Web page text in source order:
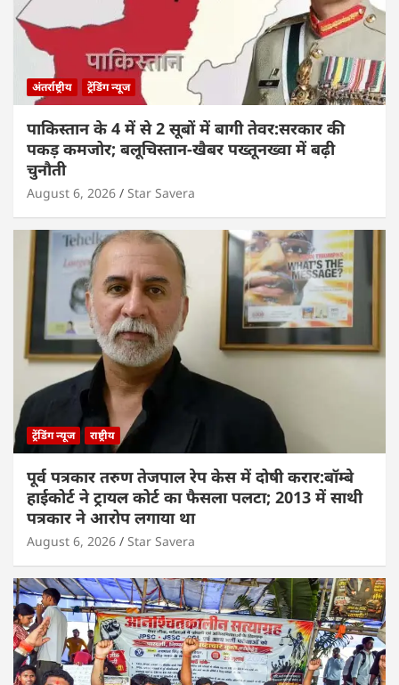
अंतर्राष्ट्रीय ट्रेंडिंग न्यूज
पाकिस्तान के 4 में से 2 सूबों में बागी तेवर:सरकार की
पकड़ कमजोर; बलूचिस्तान-खैबर पख्तूनख्वा में बढ़ी
चुनौती
August 6, 2026 Star Savera
ट्रेंडिंग न्यूज राष्ट्रीय
पूर्व पत्रकार तरुण तेजपाल रेप केस में दोषी करार:बॉम्बे
हाईकोर्ट ने ट्रायल कोर्ट का फैसला पलटा; 2013 में साथी
पत्रकार ने आरोप लगाया था
August 6, 2026 Star Savera